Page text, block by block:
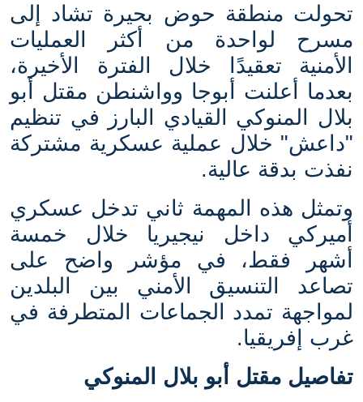
تحولت منطقة حوض بحيرة تشاد إلى
مسرح لواحدة من أكثر العمليات
الأمنية تعقيدًا خلال الفترة الأخيرة،
بعدما أعلنت أبوجا وواشنطن مقتل أبو
بلال المنوكي القيادي البارز في تنظيم
"داعش" خلال عملية عسكرية مشتركة
نفذت بدقة عالية.
وتمثل هذه المهمة ثاني تدخل عسكري
أميركي داخل نيجيريا خلال خمسة
أشهر فقط، في مؤشر واضح على
تصاعد التنسيق الأمني بين البلدين
لمواجهة تمدد الجماعات المتطرفة في
غرب إفريقيا.
تفاصيل مقتل أبو بلال المنوكي